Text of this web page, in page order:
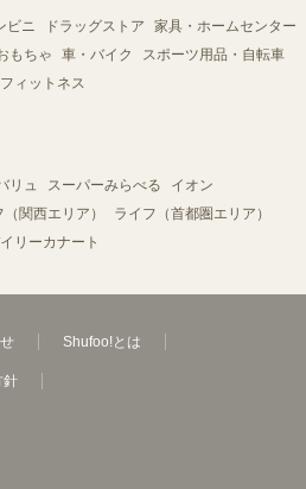
ビニ ドラッグストア
家具・ホームセンター
もちゃ 車・バイク
スポーツ用品・自転車
ィットネス
リュ スーパーみらべる
イオン
関西エリア）
ライフ（首都圏エリア）
リーカナート
Shufoo!とは
針